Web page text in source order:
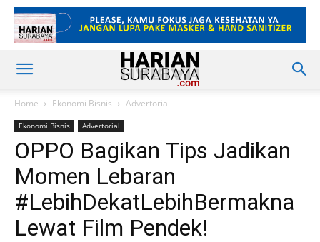
Home Ekonomi Bisnis Advertorial
Ekonomi Bisnis Advertorial
OPPO Bagikan Tips Jadikan
Momen Lebaran
#LebihDekatLebihBermakna
Lewat Film Pendek!